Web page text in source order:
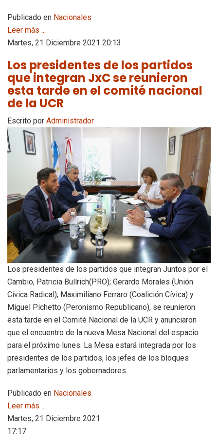
Publicado en Nacionales
Leer más ...
Martes, 21 Diciembre 2021 20:13
Los presidentes de los partidos
que integran JxC se reunieron
esta tarde en el comité nacional
de la UCR
Escrito por Administrador
Los presidentes de los partidos que integran Juntos por el
Cambio, Patricia Bullrich(PRO); Gerardo Morales (Unión
Cívica Radical); Maximiliano Ferraro (Coalición Cívica) y
Miguel Pichetto (Peronismo Republicano), se reunieron
esta tarde en el Comité Nacional de la UCR y anunciaron
que el encuentro de la nueva Mesa Nacional del espacio
para el próximo lunes. La Mesa estará integrada por los
presidentes de los partidos, los jefes de los bloques
parlamentarios y los gobernadores.
Publicado en Nacionales
Leer más ...
Martes, 21 Diciembre 2021
17:17